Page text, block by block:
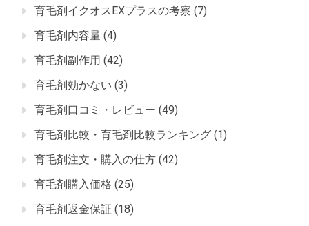
育毛剤イクオスEXプラスの考察 (7)
育毛剤内容量 (4)
育毛剤副作用 (42)
育毛剤効かない (3)
育毛剤口コミ・レビュー (49)
育毛剤比較・育毛剤比較ランキング (1)
育毛剤注文・購入の仕方 (42)
育毛剤購入価格 (25)
育毛剤返金保証 (18)